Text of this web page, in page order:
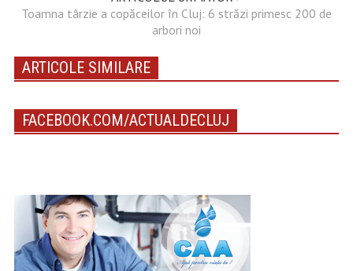
Toamna târzie a copăceilor în Cluj: 6 străzi primesc 200 de
arbori noi
ARTICOLE SIMILARE
FACEBOOK.COM/ACTUALDECLUJ